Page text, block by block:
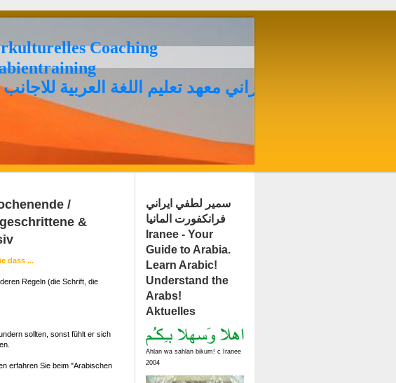
Coaching
سمير لطفي ايراني معهد تعليم اللغة العربية
/
&
dass ...
Regeln (die Schrift, die
sollten, sonst fühlt er sich
erfahren Sie beim "Arabischen
سمير لطفي ايراني
فرانكفورت المانيا
Iranee - Your
Guide to Arabia.
Learn Arabic!
Understand the
Arabs!
Aktuelles
Ahlan wa sahlan bikum! c Iranee
2004